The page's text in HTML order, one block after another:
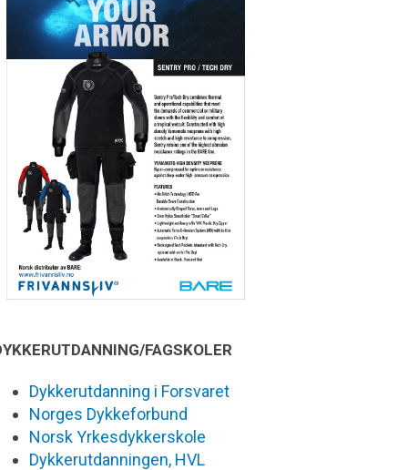
FAGSKOLER
Dykkerutdanning i Forsvaret
Norges Dykkeforbund
Norsk Yrkesdykkerskole
Dykkerutdanningen, HVL